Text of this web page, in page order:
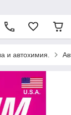
и автохимия.